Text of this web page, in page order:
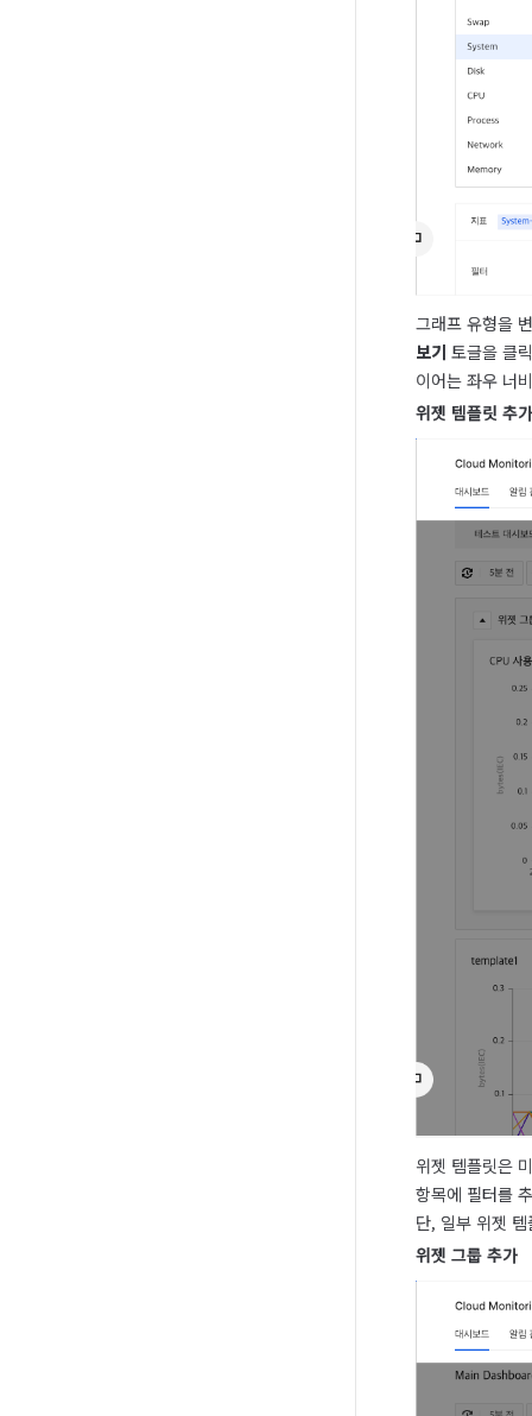
그래프 유형을
보기 토글을 클
이어는 좌우 너
위젯 템플릿 추가
위젯 템플릿은
항목에 필터를
단, 일부 위젯
위젯 그룹 추가